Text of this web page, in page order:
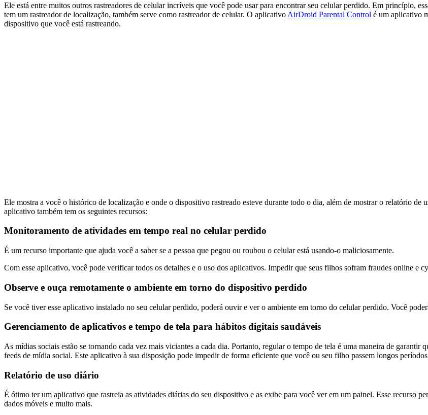
Ele está entre muitos outros rastreadores de celular incríveis que você pode usar para encontrar seu celular perdido. Em princípio,
tem um rastreador de localização, também serve como rastreador de celular. O aplicativo AirDroid Parental Control é um aplicativo
dispositivo que você está rastreando.
Ele mostra a você o histórico de localização e onde o dispositivo rastreado esteve durante todo o dia, além de mostrar o relatório de
aplicativo também tem os seguintes recursos:
Monitoramento de atividades em tempo real no celular perdido
É um recurso importante que ajuda você a saber se a pessoa que pegou ou roubou o celular está usando-o maliciosamente.
Com esse aplicativo, você pode verificar todos os detalhes e o uso dos aplicativos. Impedir que seus filhos sofram fraudes online e
Observe e ouça remotamente o ambiente em torno do dispositivo perdido
Se você tiver esse aplicativo instalado no seu celular perdido, poderá ouvir e ver o ambiente em torno do celular perdido. Você
Gerenciamento de aplicativos e tempo de tela para hábitos digitais saudáveis
As mídias sociais estão se tornando cada vez mais viciantes a cada dia. Portanto, regular o tempo de tela é uma maneira de
feeds de mídia social. Este aplicativo à sua disposição pode impedir de forma eficiente que você ou seu filho passem longos
Relatório de uso diário
É ótimo ter um aplicativo que rastreia as atividades diárias do seu dispositivo e as exibe para você ver em um painel. Esse recurso
dados móveis e muito mais.